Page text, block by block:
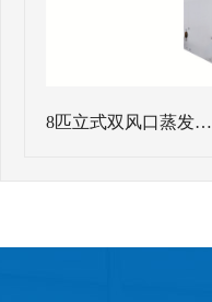
8匹立式双风口蒸发…